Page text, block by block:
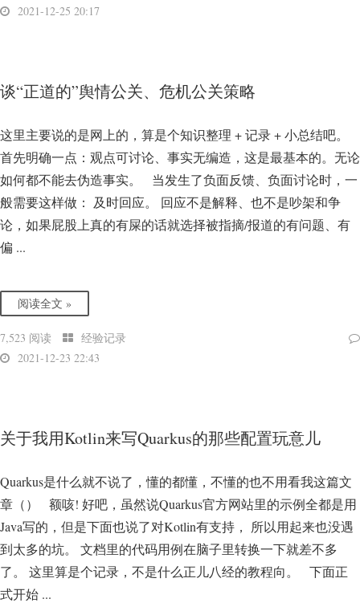
2021-12-25 20:17
谈“正道的”舆情公关、危机公关策略
这里主要说的是网上的，算是个知识整理 + 记录 + 小总结吧。
首先明确一点：观点可讨论、事实无编造，这是最基本的。无论
如何都不能去伪造事实。 当发生了负面反馈、负面讨论时，一
般需要这样做： 及时回应。 回应不是解释、也不是吵架和争
论，如果屁股上真的有屎的话就选择被指摘/报道的有问题、有
偏 ...
阅读全文 »
7,523 阅读
经验记录
2021-12-23 22:43
关于我用Kotlin来写Quarkus的那些配置玩意儿
Quarkus是什么就不说了，懂的都懂，不懂的也不用看我这篇文
章（） 额咳! 好吧，虽然说Quarkus官方网站里的示例全都是用
Java写的，但是下面也说了对Kotlin有支持， 所以用起来也没遇
到太多的坑。 文档里的代码用例在脑子里转换一下就差不多
了。 这里算是个记录，不是什么正儿八经的教程向。 下面正
式开始 ...